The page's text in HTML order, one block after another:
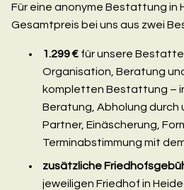
Für eine anonyme Bestattung in
Gesamtpreis bei uns aus zwei
1.299 € für unsere
Organisation, Beratung
kompletten Bestattung –
Beratung, Abholung durch
Partner, Einäscherung,
Terminabstimmung mit
zusätzliche
jeweiligen Friedhof in